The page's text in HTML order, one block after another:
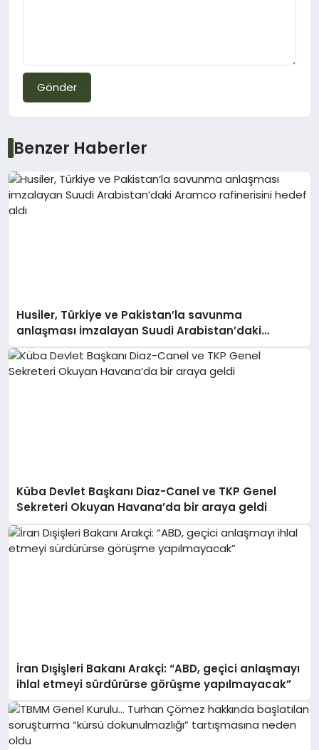
Gönder
Benzer Haberler
Husiler, Türkiye ve Pakistan’la savunma
anlaşması imzalayan Suudi Arabistan’daki
Aramco rafinerisini hedef aldı
Küba Devlet Başkanı Diaz-Canel ve TKP Genel
Sekreteri Okuyan Havana’da bir araya geldi
İran Dışişleri Bakanı Arakçi: “ABD, geçici anlaşmayı
ihlal etmeyi sürdürürse görüşme yapılmayacak”